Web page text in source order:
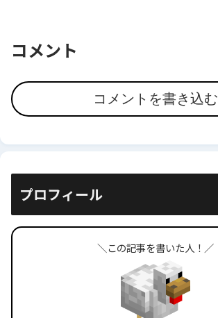
コメント
コメントを書き込む
プロフィール
＼この記事を書いた人！／